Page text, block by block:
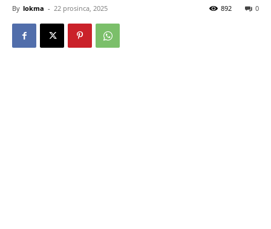
By lokma - 22 prosinca, 2025 0
892